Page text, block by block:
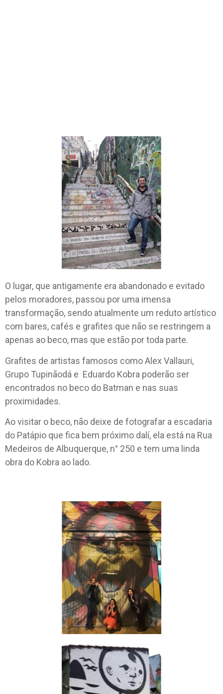
O lugar, que antigamente era abandonado e evitado
pelos moradores, passou por uma imensa
transformação, sendo atualmente um reduto artístico
com bares, cafés e grafites que não se restringem a
apenas ao beco, mas que estão por toda parte.
Grafites de artistas famosos como Alex Vallauri,
Grupo Tupinãodá e Eduardo Kobra poderão ser
encontrados no beco do Batman e nas suas
proximidades.
Ao visitar o beco, não deixe de fotografar a escadaria
do Patápio que fica bem próximo dalí, ela está na Rua
Medeiros de Albuquerque, n° 250 e tem uma linda
obra do Kobra ao lado.